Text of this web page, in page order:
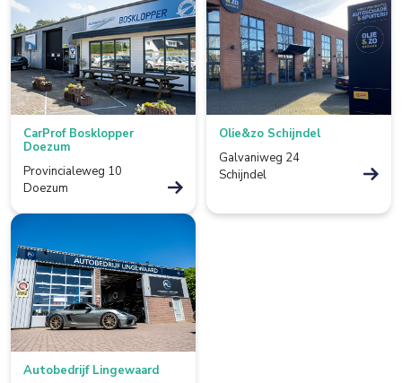
Franeker
Goor
Grave
Groningen
Haaksbergen
Hardenberg
Heerjansdam
Helmond
Hengelo
Horst
CarProf Bosklopper
Doezum
Provincialeweg 10
Doezum
Olie&zo Schijndel
Galvaniweg 24
Schijndel
Autobedrijf Lingewaard